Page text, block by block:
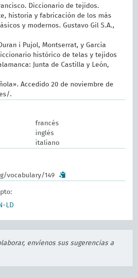
Diccionario de tejidos.
historia y fabricación de los más
y modernos. Gustavo Gil S.A.,
i Pujol, Montserrat, y García
histórico de telas y tejidos
Junta de Castilla y León,
Accedido 20 de noviembre de
.
francés
inglés
italiano
vocabulary/149
LD
envíenos sus sugerencias a